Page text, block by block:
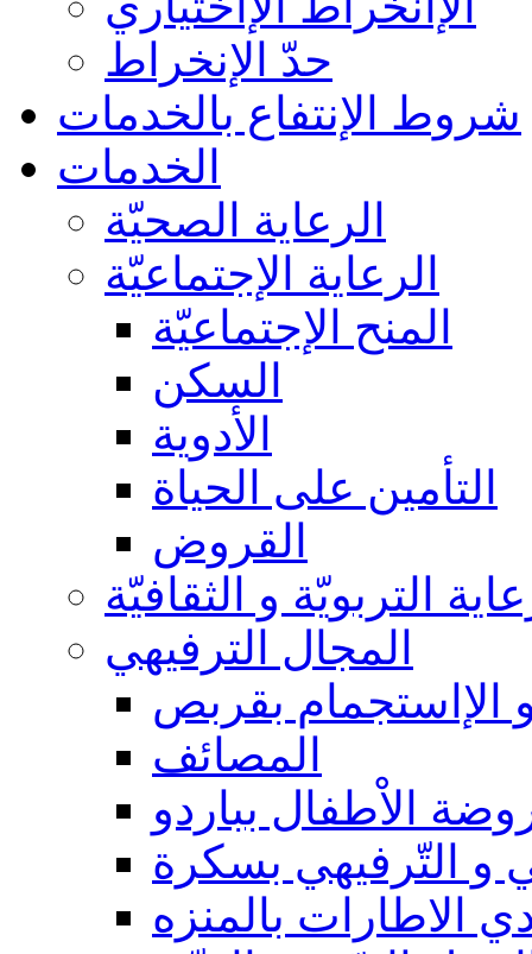
حدّ الإنخراط
شروط الإنتفاع بالخدمات
الخدمات
الرعاية الصحيّة
الرعاية الإجتماعيّة
المنح الإجتماعيّة
السكن
الأدوية
التأمين على الحياة
القروض
التربويّة و الثقافيّة
المجال الترفيهي
الإاستجمام بقربص
المصائف
الاْطفال بباردو
و التّرفيهي بسكرة
الاطارات بالمنزه